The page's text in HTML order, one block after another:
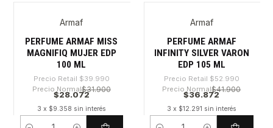
Armaf
PERFUME ARMAF MISS
MAGNIFIQ MUJER EDP
100 ML
Precio Retail $39.990
Precio Normal$31.900
$28.072
3 x $9.358 sin interés
Armaf
PERFUME ARMAF
INFINITY SILVER VARON
EDP 105 ML
Precio Retail $52.990
Precio Normal$41.900
$36.872
3 x $12.291 sin interés